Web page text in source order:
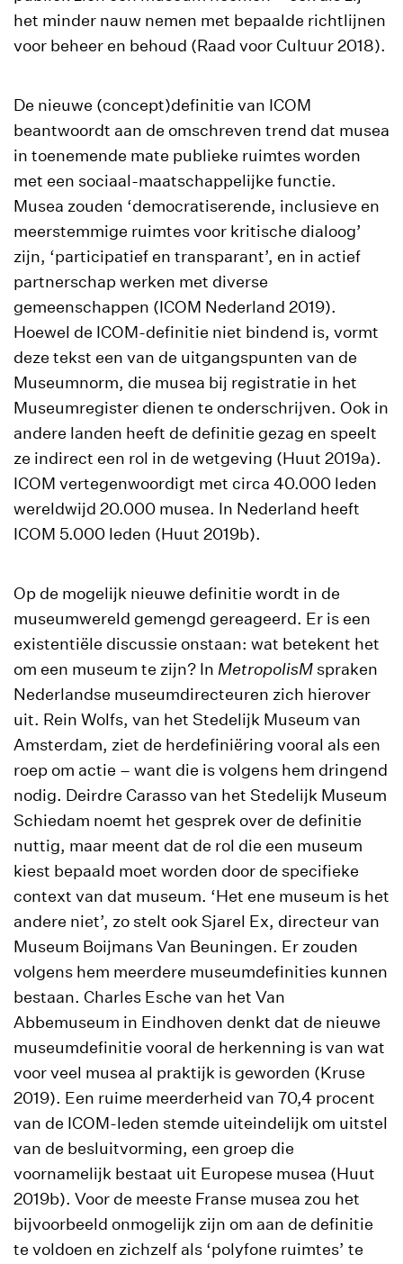
het minder nauw nemen met bepaalde richtlijnen
voor beheer en behoud (Raad voor Cultuur 2018).
De nieuwe (concept)definitie van ICOM
beantwoordt aan de omschreven trend dat musea
in toenemende mate publieke ruimtes worden
met een sociaal-maatschappelijke functie.
Musea zouden ‘democratiserende, inclusieve en
meerstemmige ruimtes voor kritische dialoog’
zijn, ‘participatief en transparant’, en in actief
partnerschap werken met diverse
gemeenschappen (ICOM Nederland 2019).
Hoewel de ICOM-definitie niet bindend is, vormt
deze tekst een van de uitgangspunten van de
Museumnorm, die musea bij registratie in het
Museumregister dienen te onderschrijven. Ook in
andere landen heeft de definitie gezag en speelt
ze indirect een rol in de wetgeving (Huut 2019a).
ICOM vertegenwoordigt met circa 40.000 leden
wereldwijd 20.000 musea. In Nederland heeft
ICOM 5.000 leden (Huut 2019b).
Op de mogelijk nieuwe definitie wordt in de
museumwereld gemengd gereageerd. Er is een
existentiële discussie onstaan: wat betekent het
om een museum te zijn? In MetropolisM spraken
Nederlandse museumdirecteuren zich hierover
uit. Rein Wolfs, van het Stedelijk Museum van
Amsterdam, ziet de herdefiniëring vooral als een
roep om actie – want die is volgens hem dringend
nodig. Deirdre Carasso van het Stedelijk Museum
Schiedam noemt het gesprek over de definitie
nuttig, maar meent dat de rol die een museum
kiest bepaald moet worden door de specifieke
context van dat museum. ‘Het ene museum is het
andere niet’, zo stelt ook Sjarel Ex, directeur van
Museum Boijmans Van Beuningen. Er zouden
volgens hem meerdere museumdefinities kunnen
bestaan. Charles Esche van het Van
Abbemuseum in Eindhoven denkt dat de nieuwe
museumdefinitie vooral de herkenning is van wat
voor veel musea al praktijk is geworden (Kruse
2019). Een ruime meerderheid van 70,4 procent
van de ICOM-leden stemde uiteindelijk om uitstel
van de besluitvorming, een groep die
voornamelijk bestaat uit Europese musea (Huut
2019b). Voor de meeste Franse musea zou het
bijvoorbeeld onmogelijk zijn om aan de definitie
te voldoen en zichzelf als ‘polyfone ruimtes’ te